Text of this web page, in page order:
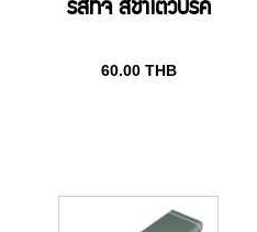
รสทีจ สีชาโตว์บริค
60.00 THB